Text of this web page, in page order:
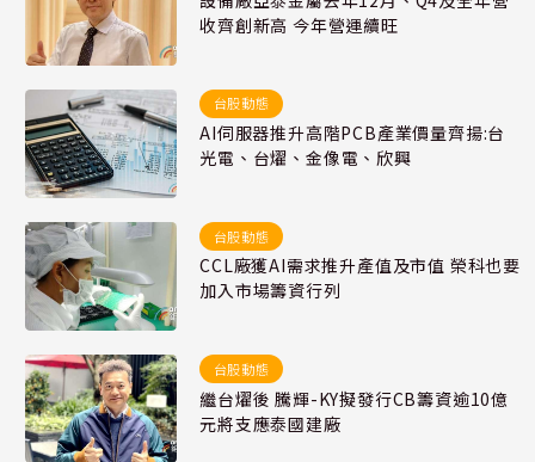
收齊創新高 今年營運續旺
台股動態
AI伺服器推升高階PCB產業價量齊揚:台
光電、台燿、金像電、欣興
台股動態
CCL廠獲AI需求推升產值及市值 榮科也要
加入市場籌資行列
台股動態
繼台燿後 騰輝-KY擬發行CB籌資逾10億
元將支應泰國建廠